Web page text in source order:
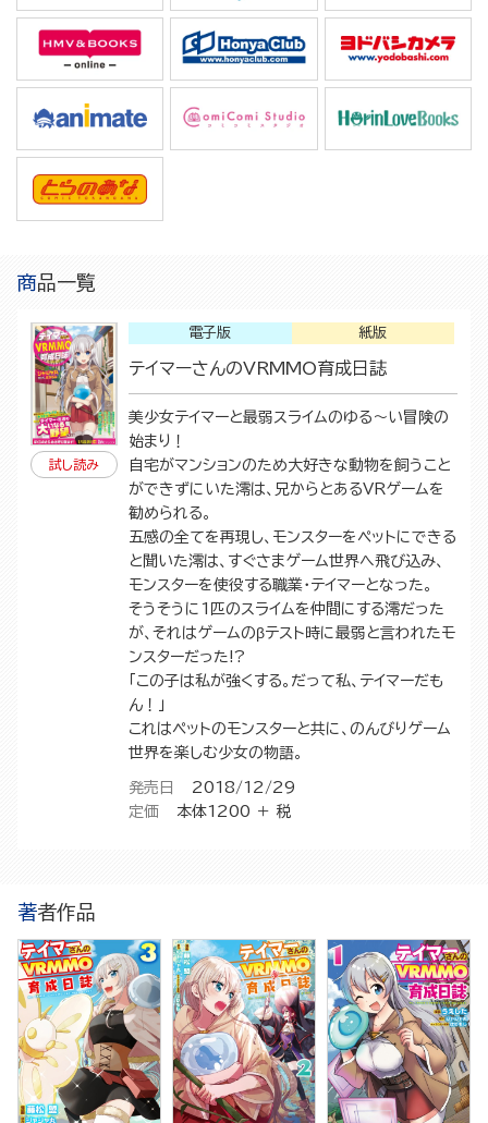
商品一覧
試し読み
紙版
電子版
テイマーさんのVRMMO育成日誌
美少女テイマーと最弱スライムのゆる～い冒険の
始まり！
自宅がマンションのため大好きな動物を飼うこと
ができずにいた澪は、兄からとあるVRゲームを
勧められる。
五感の全てを再現し、モンスターをペットにできる
と聞いた澪は、すぐさまゲーム世界へ飛び込み、
モンスターを使役する職業・テイマーとなった。
そうそうに1匹のスライムを仲間にする澪だった
が、それはゲームのβテスト時に最弱と言われたモ
ンスターだった!?
「この子は私が強くする。だって私、テイマーだも
ん！」
これはペットのモンスターと共に、のんびりゲーム
世界を楽しむ少女の物語。
発売日
2018/12/29
定価
本体1200 ＋ 税
著者作品